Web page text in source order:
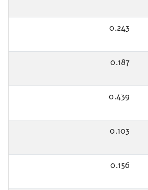
0.243
0.187
0.439
0.103
0.156